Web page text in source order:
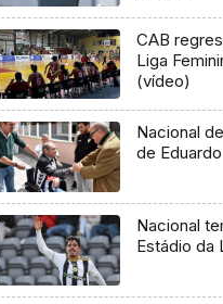
CAB
Liga
(vídeo)
Nacional
de
Nacional
Estádio da